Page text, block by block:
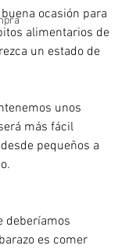
ocasión para
alimentarios de
un estado de
unos
más fácil
pequeños a
deberíamos
es comer